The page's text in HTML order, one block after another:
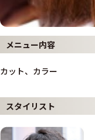
メニュー内容
カット、カラー
スタイリスト